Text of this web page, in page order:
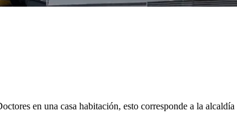
en una casa habitación, esto corresponde a la